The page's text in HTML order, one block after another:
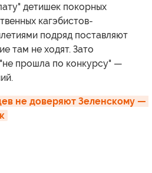
детишек покорных
кагэбистов-
подряд поставляют
там не ходят. Зато
прошла по конкурсу" —
не доверяют Зеленскому —